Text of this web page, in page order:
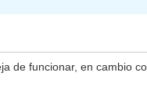
de funcionar, en cambio